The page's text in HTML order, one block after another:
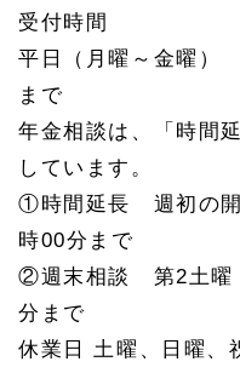
受付時間
平日（月曜～金曜）
まで
年金相談は、「時間
しています。
①時間延長 週初の
時00分まで
②週末相談 第2土曜
分まで
休業日 土曜、日曜、